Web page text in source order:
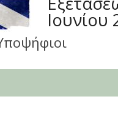
Ιουνίου